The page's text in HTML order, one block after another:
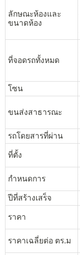
ลักษณะห้องและ
ขนาดห้อง
ที่จอดรถทั้งหมด
โซน
ขนส่งสาธารณะ
รถโดยสารที่ผ่าน
ที่ตั้ง
กำหนดการ
ปีที่สร้างเสร็จ
ราคา
ราคาเฉลี่ยต่อ ตร.ม